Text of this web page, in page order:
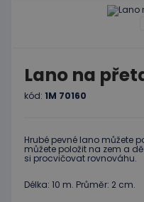
Lano na
kód: 1M 70160
Hrubé pevné lano můžete
můžete položit na zem a
si procvičovat rovnováhu.
Délka: 10 m. Průměr: 2 cm.